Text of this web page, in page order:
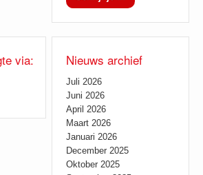
via: Nieuws archief
Juli 2026
Juni 2026
April 2026
Maart 2026
Januari 2026
December 2025
Oktober 2025